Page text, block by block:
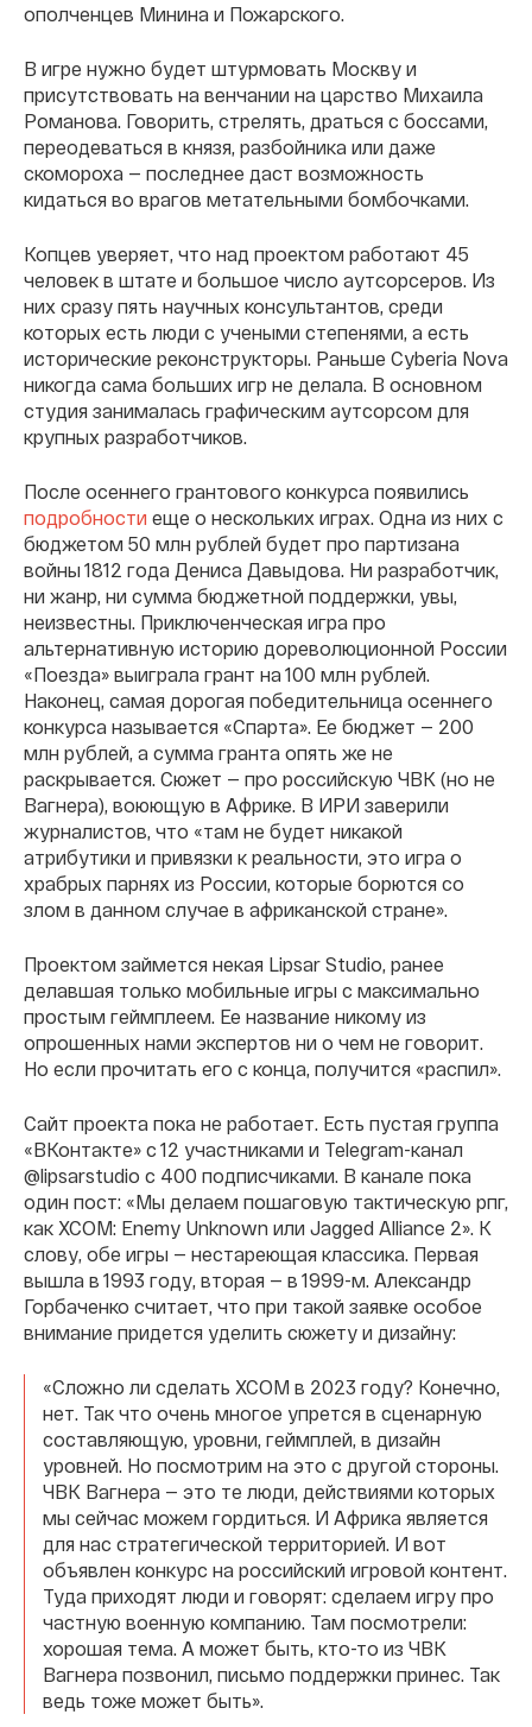
ополченцев Минина и Пожарского.
В игре нужно будет штурмовать Москву и
присутствовать на венчании на царство Михаила
Романова. Говорить, стрелять, драться с боссами,
переодеваться в князя, разбойника или даже
скомороха — последнее даст возможность
кидаться во врагов метательными бомбочками.
Копцев уверяет, что над проектом работают 45
человек в штате и большое число аутсорсеров. Из
них сразу пять научных консультантов, среди
которых есть люди с учеными степенями, а есть
исторические реконструкторы. Раньше Cyberia Nova
никогда сама больших игр не делала. В основном
студия занималась графическим аутсорсом для
крупных разработчиков.
После осеннего грантового конкурса появились
подробности еще о нескольких играх. Одна из них с
бюджетом 50 млн рублей будет про партизана
войны 1812 года Дениса Давыдова. Ни разработчик,
ни жанр, ни сумма бюджетной поддержки, увы,
неизвестны. Приключенческая игра про
альтернативную историю дореволюционной России
«Поезда» выиграла грант на 100 млн рублей.
Наконец, самая дорогая победительница осеннего
конкурса называется «Спарта». Ее бюджет — 200
млн рублей, а сумма гранта опять же не
раскрывается. Сюжет — про российскую ЧВК (но не
Вагнера), воюющую в Африке. В ИРИ заверили
журналистов, что «там не будет никакой
атрибутики и привязки к реальности, это игра о
храбрых парнях из России, которые борются со
злом в данном случае в африканской стране».
Проектом займется некая Lipsar Studio, ранее
делавшая только мобильные игры с максимально
простым геймплеем. Ее название никому из
опрошенных нами экспертов ни о чем не говорит.
Но если прочитать его с конца, получится «распил».
Сайт проекта пока не работает. Есть пустая группа
«ВКонтакте» с 12 участниками и Telegram-канал
@lipsarstudio с 400 подписчиками. В канале пока
один пост: «Мы делаем пошаговую тактическую рпг,
как XCOM: Enemy Unknown или Jagged Alliance 2». К
слову, обе игры — нестареющая классика. Первая
вышла в 1993 году, вторая — в 1999-м. Александр
Горбаченко считает, что при такой заявке особое
внимание придется уделить сюжету и дизайну:
«Сложно ли сделать XCOM в 2023 году? Конечно,
нет. Так что очень многое упрется в сценарную
составляющую, уровни, геймплей, в дизайн
уровней. Но посмотрим на это с другой стороны.
ЧВК Вагнера — это те люди, действиями которых
мы сейчас можем гордиться. И Африка является
для нас стратегической территорией. И вот
объявлен конкурс на российский игровой контент.
Туда приходят люди и говорят: сделаем игру про
частную военную компанию. Там посмотрели:
хорошая тема. А может быть, кто-то из ЧВК
Вагнера позвонил, письмо поддержки принес. Так
ведь тоже может быть».